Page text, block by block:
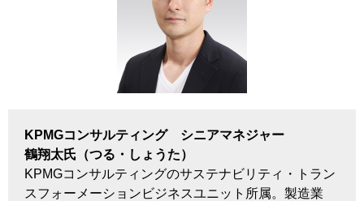
KPMGコンサルティング シニアマネジャー
鶴翔太氏（つる・しょうた）
KPMGコンサルティングのサステナビリティ・トラン
スフォーメーションビジネスユニット所属。製造業